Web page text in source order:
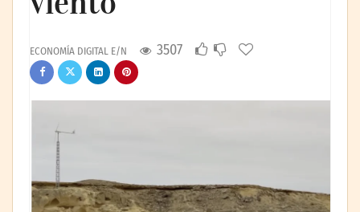
ECONOMÍA DIGITAL E/N 3507